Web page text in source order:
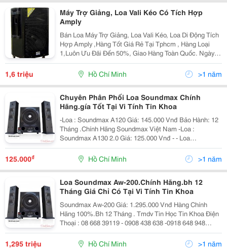
Máy Trợ Giảng, Loa Vali Kéo Có Tích Hợp
Amply
Bán Loa Máy Trợ Giảng, Loa Vali Kéo, Loa Di Động Tích
Hợp Amply ,Hàng Tốt Giá Rẻ Tại Tphcm , Hàng Loại
1,Luôn Ưu Đãi Đến 50%, Giao Hàng Toàn Quốc. Ngày
Hôm Nay Do Sự Bùng Nổ Của Khoa Học Kỹ Thuật Và
Do Sự Biến Đổi Của Thói Quen Sử Dụng Mà Thiết Bị
1,6 triệu Hồ Chí Minh >1 năm
Chuyên Phân Phối Loa Soundmax Chính
Hãng.gía Tốt Tại Vi Tính Tin Khoa
-Loa : Soundmax A120 Giá: 145.000 Vnđ Bảo Hành: 12
Tháng .Chính Hãng Soundmax Việt Nam -Loa :
Soundmax A130 2.0 Giá: 125.000 Vnđ - - Loa
Soundmax A150 Giá: 215.000 Vnđ - Loa Soundmax
A2100 Gá: 765.000 V
125.000₫ Hồ Chí Minh >1 năm
Loa Soundmax Aw-200.Chính Hãng.bh 12
Tháng Giá Chỉ Có Tại Vi Tính Tin Khoa
Soundmax Aw-200 Giá: 1.295.000 Vnđ Hàng Chính
Hãng 100%.Bh 12 Tháng . Tmdv Tin Học Tin Khoa Điện
Thoại : 08 668 39119 - 0908 438 638 -0918 648 948
341/20 Lạc Long Quân F5 Q11.Tphcm
Www.tinkhoa.com Https://Www.facebook.co
1,295 triệu Hồ Chí Minh >1 năm